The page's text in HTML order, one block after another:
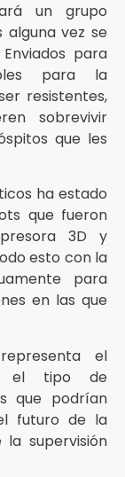
un grupo
alguna vez se
para
para la
resistentes,
sobrevivir
que les
ha estado
que fueron
3D y
esto con la
para
en las que
el
el tipo de
que podrían
futuro de la
supervisión